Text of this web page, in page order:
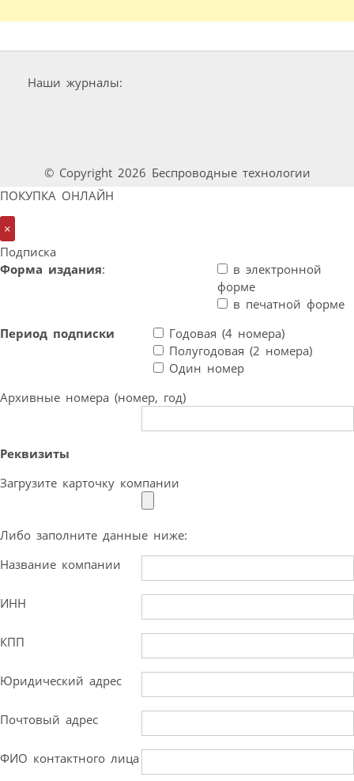
Наши журналы:
© Copyright 2026 Беспроводные технологии
ПОКУПКА ОНЛАЙН
×
Подписка
Форма издания:
в электронной
форме
в печатной форме
Период подписки
Годовая (4 номера)
Полугодовая (2 номера)
Один номер
Архивные номера (номер, год)
Реквизиты
Загрузите карточку компании
Либо заполните данные ниже:
Название компании
ИНН
КПП
Юридический адрес
Почтовый адрес
ФИО контактного лица